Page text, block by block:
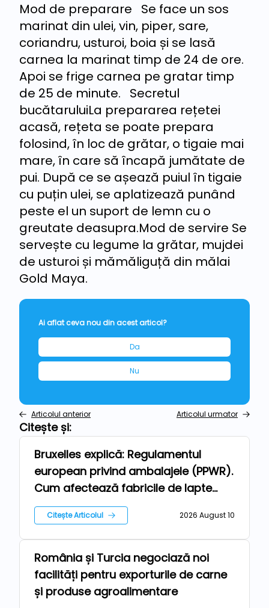
Mod de preparare Se face un sos
marinat din ulei, vin, piper, sare,
coriandru, usturoi, boia și se lasă
carnea la marinat timp de 24 de ore.
Apoi se frige carnea pe gratar timp
de 25 de minute. Secretul
bucătaruluiLa prepararea rețetei
acasă, rețeta se poate prepara
folosind, în loc de grătar, o tigaie mai
mare, în care să încapă jumătate de
pui. După ce se așează puiul în tigaie
cu puțin ulei, se aplatizează punând
peste el un suport de lemn cu o
greutate deasupra.Mod de servire Se
servește cu legume la grătar, mujdei
de usturoi și mămăliguță din mălai
Gold Maya.
Ai aflat ceva nou din acest articol?
Da
Nu
Articolul anterior Articolul urmator
Citește și:
Repere
Bruxelles explică: Regulamentul
european privind ambalajele (PPWR).
Cum afectează fabricile de lapte
până în 2030
Citește Articolul 2026 August 10
Stiri
România și Turcia negociază noi
facilități pentru exporturile de carne
și produse agroalimentare